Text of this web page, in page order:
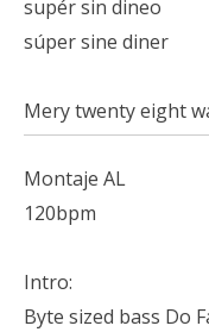
supér sin dineo
súper sine diner
Mery twenty eight
Montaje AL
120bpm
Intro:
Byte sized bass Do